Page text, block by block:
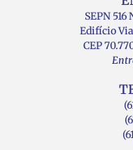
SEPN 516
Edifício
CEP